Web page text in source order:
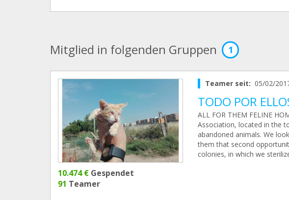
Mitglied in folgenden Gruppen 1
10.474 € Gespendet
91 Teamer
Teamer seit: 05/02/
TODO POR
ALL FOR THEM FELINE
Association, located in the
abandoned animals. We
them that second
colonies, in which we